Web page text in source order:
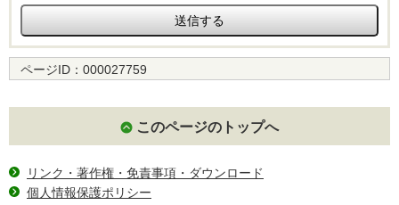
ページID： 000027759
このページのトップへ
リンク・著作権・免責事項・ダウンロード
個人情報保護ポリシー